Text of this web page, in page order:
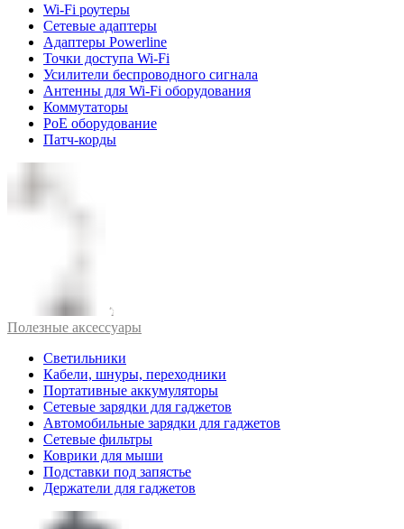
Wi-Fi роутеры
Сетевые адаптеры
Адаптеры Powerline
Точки доступа Wi-Fi
Усилители беспроводного сигнала
Антенны для Wi-Fi оборудования
Коммутаторы
PoE оборудование
Патч-корды
Полезные аксессуары
Светильники
Кабели, шнуры, переходники
Портативные аккумуляторы
Сетевые зарядки для гаджетов
Автомобильные зарядки для гаджетов
Сетевые фильтры
Коврики для мыши
Подставки под запястье
Держатели для гаджетов